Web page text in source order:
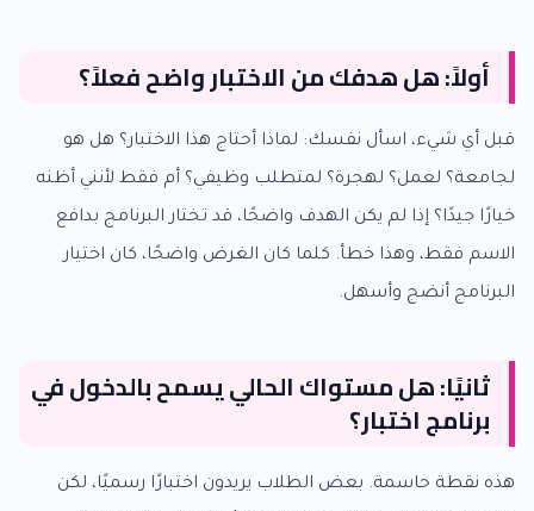
أولاً: هل هدفك من الاختبار واضح فعلاً؟
قبل أي شيء، اسأل نفسك: لماذا أحتاج هذا الاختبار؟ هل هو
لجامعة؟ لعمل؟ لهجرة؟ لمتطلب وظيفي؟ أم فقط لأنني أظنه
خيارًا جيدًا؟ إذا لم يكن الهدف واضحًا، قد تختار البرنامج بدافع
الاسم فقط، وهذا خطأ. كلما كان الغرض واضحًا، كان اختيار
البرنامج أنضج وأسهل.
ثانيًا: هل مستواك الحالي يسمح بالدخول في
برنامج اختبار؟
هذه نقطة حاسمة. بعض الطلاب يريدون اختبارًا رسميًا، لكن